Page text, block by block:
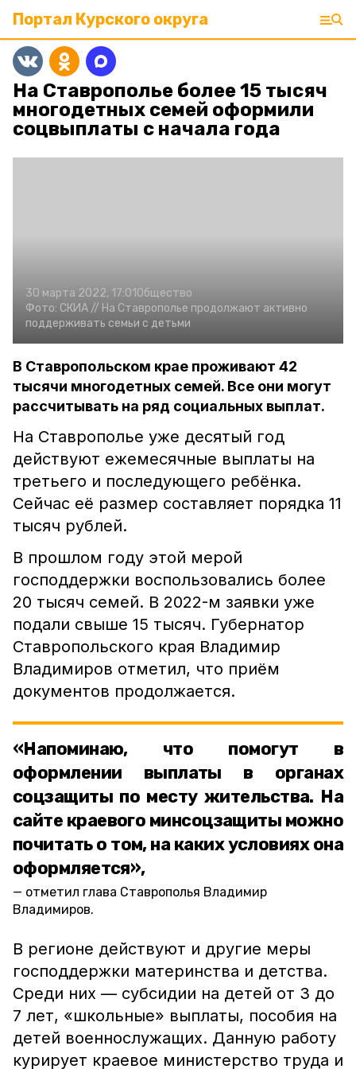
Портал Курского округа
На Ставрополье более 15 тысяч
многодетных семей оформили
соцвыплаты с начала года
30 марта 2022, 17:01Общество
Фото: СКИА // На Ставрополье продолжают активно
поддерживать семьи с детьми
В Ставропольском крае проживают 42
тысячи многодетных семей. Все они могут
рассчитывать на ряд социальных выплат.
На Ставрополье уже десятый год
действуют ежемесячные выплаты на
третьего и последующего ребёнка.
Сейчас её размер составляет порядка 11
тысяч рублей.
В прошлом году этой мерой
господдержки воспользовались более
20 тысяч семей. В 2022-м заявки уже
подали свыше 15 тысяч. Губернатор
Ставропольского края Владимир
Владимиров отметил, что приём
документов продолжается.
«Напоминаю, что помогут в
оформлении выплаты в органах
соцзащиты по месту жительства. На
сайте краевого минсоцзащиты можно
почитать о том, на каких условиях она
оформляется»,
отметил глава Ставрополья Владимир
Владимиров.
В регионе действуют и другие меры
господдержки материнства и детства.
Среди них — субсидии на детей от 3 до
7 лет, «школьные» выплаты, пособия на
детей военнослужащих. Данную работу
курирует краевое министерство труда и